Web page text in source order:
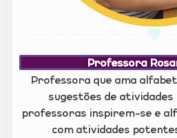
Professora
Professora que ama
sugestões de
professoras inspirem-se e
com atividades